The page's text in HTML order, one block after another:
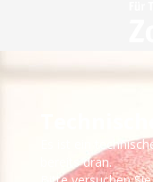
Es ist ein
bereits dran.